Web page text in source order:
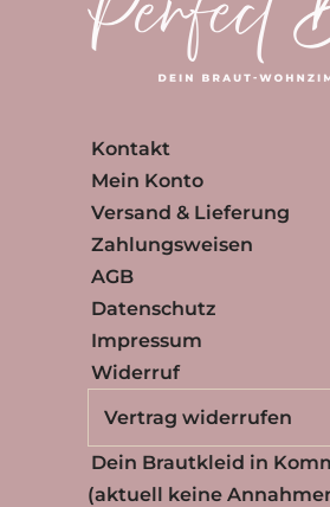
Kontakt
Mein Konto
Versand & Lieferung
Zahlungsweisen
AGB
Datenschutz
Impressum
Widerruf
Vertrag widerrufen
Dein Brautkleid in
(aktuell keine